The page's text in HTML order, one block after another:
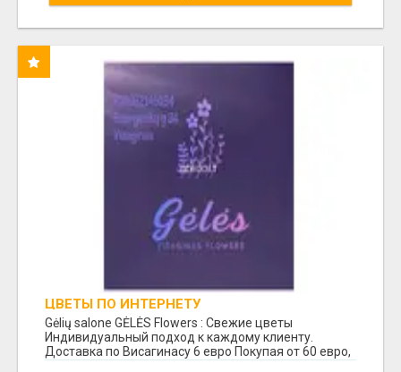
ЦВЕТЫ ПО ИНТЕРНЕТУ
Gėlių salone GĖLĖS Flowers : Свежие цветы
Индивидуальный подход к каждому клиенту.
Доставка по Висагинасу 6 евро Покупая от 60 евро,